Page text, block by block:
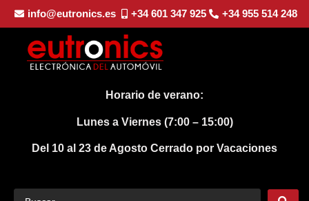
info@eutronics.es +34 601 347 925 +34 955 514 248
Horario de verano:
Lunes a Viernes (7:00 – 15:00)
Del 10 al 23 de Agosto Cerrado por Vacaciones